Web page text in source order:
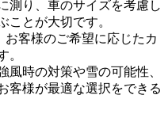
測り、車のサイズを考慮し
ことが大切です。
お客様のご希望に応じたカ
。
風時の対策や雪の可能性、
客様が最適な選択をできる